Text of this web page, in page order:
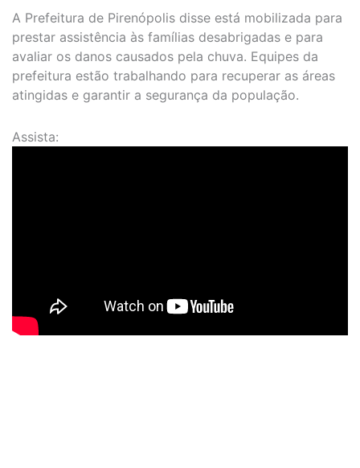
A Prefeitura de Pirenópolis disse está mobilizada para
prestar assistência às famílias desabrigadas e para
avaliar os danos causados pela chuva. Equipes da
prefeitura estão trabalhando para recuperar as áreas
atingidas e garantir a segurança da população.
Assista: